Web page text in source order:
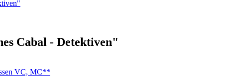
Cabal - Detektiven"